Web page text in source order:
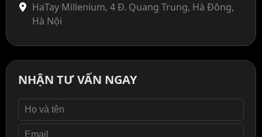
HaTay Millenium, 4 Đ. Quang Trung, Hà Đông,
Hà Nội
NHẬN TƯ VẤN NGAY